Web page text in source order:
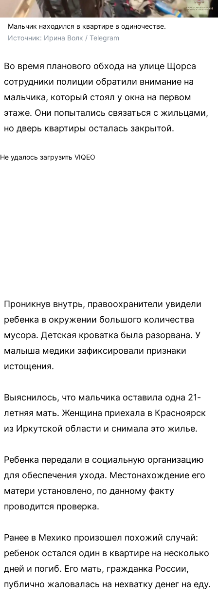
Мальчик находился в квартире в одиночестве.
Источник: Ирина Волк / Telegram
Во время планового обхода на улице Щорса
сотрудники полиции обратили внимание на
мальчика, который стоял у окна на первом
этаже. Они попытались связаться с жильцами,
но дверь квартиры осталась закрытой.
Не удалось загрузить VIQEO
Проникнув внутрь, правоохранители увидели
ребенка в окружении большого количества
мусора. Детская кроватка была разорвана. У
малыша медики зафиксировали признаки
истощения.
Выяснилось, что мальчика оставила одна 21-
летняя мать. Женщина приехала в Красноярск
из Иркутской области и снимала это жилье.
Ребенка передали в социальную организацию
для обеспечения ухода. Местонахождение его
матери установлено, по данному факту
проводится проверка.
Ранее в Мехико произошел похожий случай:
ребенок остался один в квартире на несколько
дней и погиб. Его мать, гражданка России,
публично жаловалась на нехватку денег на еду.